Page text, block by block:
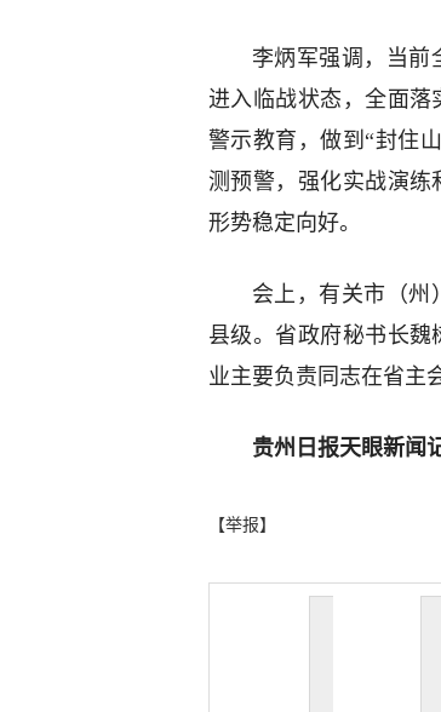
李炳军强调，当前
进入临战状态，全面
警示教育，做到“封住
测预警，强化实战演练
形势稳定向好。
会上，有关市（州
县级。省政府秘书长
业主要负责同志在省主
贵州日报天眼新闻
【举报】